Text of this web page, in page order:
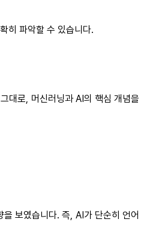
히 파악할 수 있습니다.
대로, 머신러닝과 AI의 핵심 개념을
을 보였습니다. 즉, AI가 단순히 언어